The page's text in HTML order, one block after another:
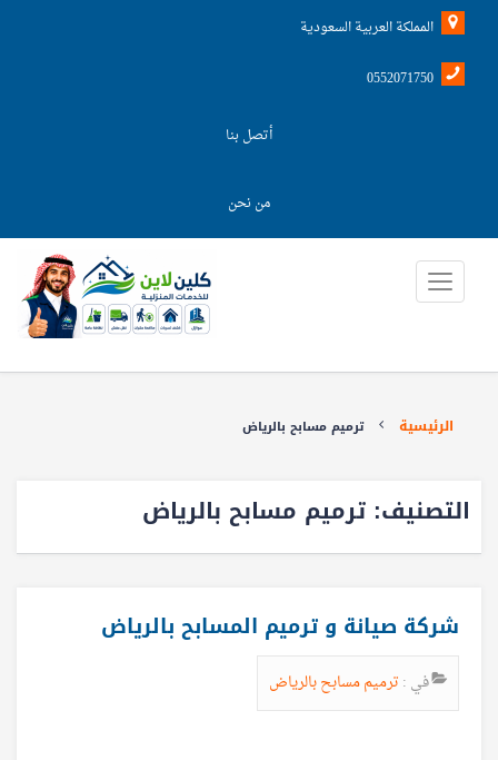
المملكة العربية السعودية
0552071750
أتصل بنا
من نحن
الرئيسية ترميم مسابح بالرياض
التصنيف: ترميم مسابح بالرياض
شركة صيانة و ترميم المسابح بالرياض
في : ترميم مسابح بالرياض